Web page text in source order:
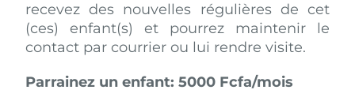
recevez des nouvelles régulières de cet
(ces) enfant(s) et pourrez maintenir le
contact par courrier ou lui rendre visite.
Parrainez un enfant: 5000 Fcfa/mois